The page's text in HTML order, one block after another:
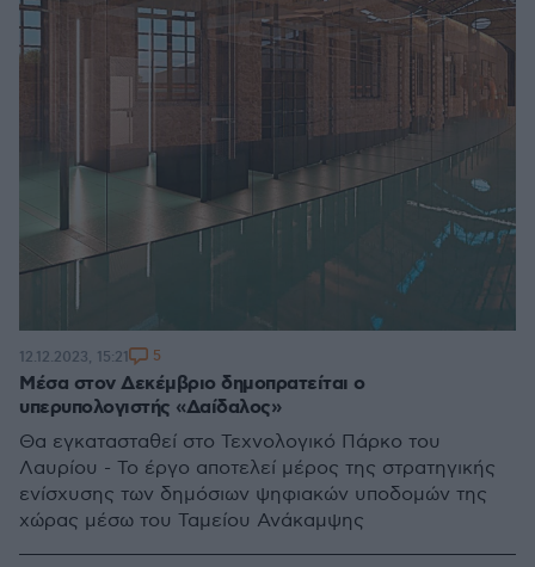
Μέσα στον Δεκέμβριο δημοπρατείται ο
υπερυπολογιστής «Δαίδαλος»
Θα εγκατασταθεί στο Τεχνολογικό Πάρκο του
Λαυρίου - Το έργο αποτελεί μέρος της στρατηγικής
ενίσχυσης των δημόσιων ψηφιακών υποδομών της
χώρας μέσω του Ταμείου Ανάκαμψης
12.12.2023, 15:21 5